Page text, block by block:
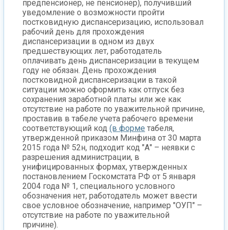
предпенсионер, не пенсионер), получивший
уведомление о возможности пройти
постковидную диспансеризацию, использовал
рабочий день для прохождения
диспансеризации в одном из двух
предшествующих лет, работодатель
оплачивать день диспансеризации в текущем
году не обязан. День прохождения
постковидной диспансеризации в такой
ситуации можно оформить как отпуск без
сохранения заработной платы или же как
отсутствие на работе по уважительной причине,
проставив в табеле учета рабочего времени
соответствующий код (в форме табеля,
утвержденной приказом Минфина от 30 марта
2015 года № 52н, подходит код "А" – неявки с
разрешения администрации, в
унифицированных формах, утвержденных
постановлением Госкомстата РФ от 5 января
2004 года № 1, специального условного
обозначения нет, работодатель может ввести
свое условное обозначение, например "ОУП" –
отсутствие на работе по уважительной
причине).